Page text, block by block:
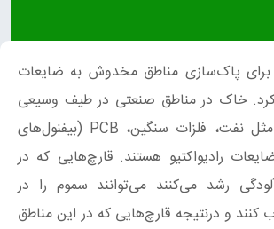
برای پاک‌سازی مناطق مخدوش به ضایعات
خاک در مناطق صنعتی در طیف وسیعی
آلوده به ترکیباتی مثل نفت، فلزات سنگین، PCB (بیفنول‌های
رادیواکتیو هستند. قارچ‌هایی که در
رشد می‌کنند می‌توانند سموم را در
و درنتیجه قارچ‌هایی که در این مناطق